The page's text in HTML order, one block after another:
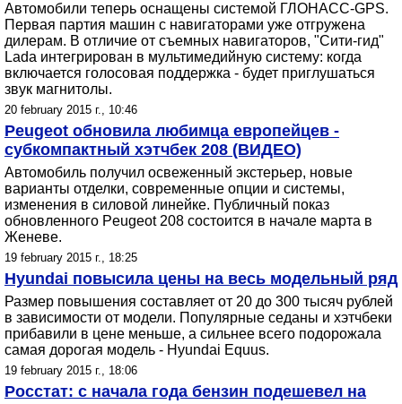
Автомобили теперь оснащены системой ГЛОНАСС-GPS.
Первая партия машин с навигаторами уже отгружена
дилерам. В отличие от съемных навигаторов, "Сити-гид"
Lada интегрирован в мультимедийную систему: когда
включается голосовая поддержка - будет приглушаться
звук магнитолы.
20 february 2015 г., 10:46
Peugeot обновила любимца европейцев -
субкомпактный хэтчбек 208 (ВИДЕО)
Автомобиль получил освеженный экстерьер, новые
варианты отделки, современные опции и системы,
изменения в силовой линейке. Публичный показ
обновленного Peugeot 208 состоится в начале марта в
Женеве.
19 february 2015 г., 18:25
Hyundai повысила цены на весь модельный ряд
Размер повышения составляет от 20 до 300 тысяч рублей
в зависимости от модели. Популярные седаны и хэтчбеки
прибавили в цене меньше, а сильнее всего подорожала
самая дорогая модель - Hyundai Equus.
19 february 2015 г., 18:06
Росстат: с начала года бензин подешевел на